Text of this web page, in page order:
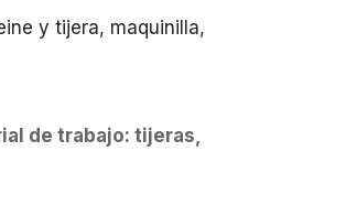
y tijera, maquinilla,
de trabajo: tijeras,